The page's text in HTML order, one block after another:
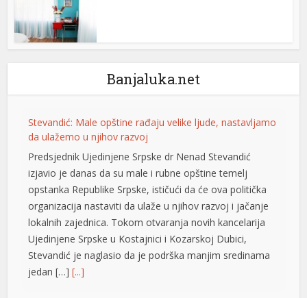
Banjaluka.net
Stevandić: Male opštine rađaju velike ljude, nastavljamo
da ulažemo u njihov razvoj
Predsjednik Ujedinjene Srpske dr Nenad Stevandić
izjavio je danas da su male i rubne opštine temelj
opstanka Republike Srpske, ističući da će ova politička
organizacija nastaviti da ulaže u njihov razvoj i jačanje
lokalnih zajednica. Tokom otvaranja novih kancelarija
Ujedinjene Srpske u Kostajnici i Kozarskoj Dubici,
Stevandić je naglasio da je podrška manjim sredinama
jedan […][...]